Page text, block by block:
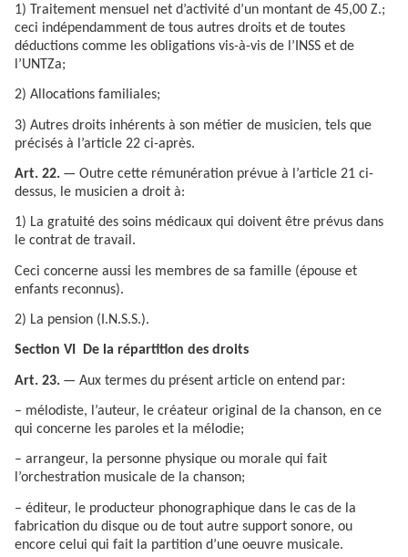
1) Traitement mensuel net d’activité d’un montant de 45,00 Z.;
ceci indépendamment de tous autres droits et de toutes
déductions comme les obligations vis-à-vis de l’INSS et de
l’UNTZa;
2) Allocations familiales;
3) Autres droits inhérents à son métier de musicien, tels que
précisés à l’article 22 ci-après.
Art. 22. — Outre cette rémunération prévue à l’article 21 ci-
dessus, le musicien a droit à:
1) La gratuité des soins médicaux qui doivent être prévus dans
le contrat de travail.
Ceci concerne aussi les membres de sa famille (épouse et
enfants reconnus).
2) La pension (I.N.S.S.).
Section VI De la répartition des droits
Art. 23. — Aux termes du présent article on entend par:
– mélodiste, l’auteur, le créateur original de la chanson, en ce
qui concerne les paroles et la mélodie;
– arrangeur, la personne physique ou morale qui fait
l’orchestration musicale de la chanson;
– éditeur, le producteur phonographique dans le cas de la
fabrication du disque ou de tout autre support sonore, ou
encore celui qui fait la partition d’une oeuvre musicale.